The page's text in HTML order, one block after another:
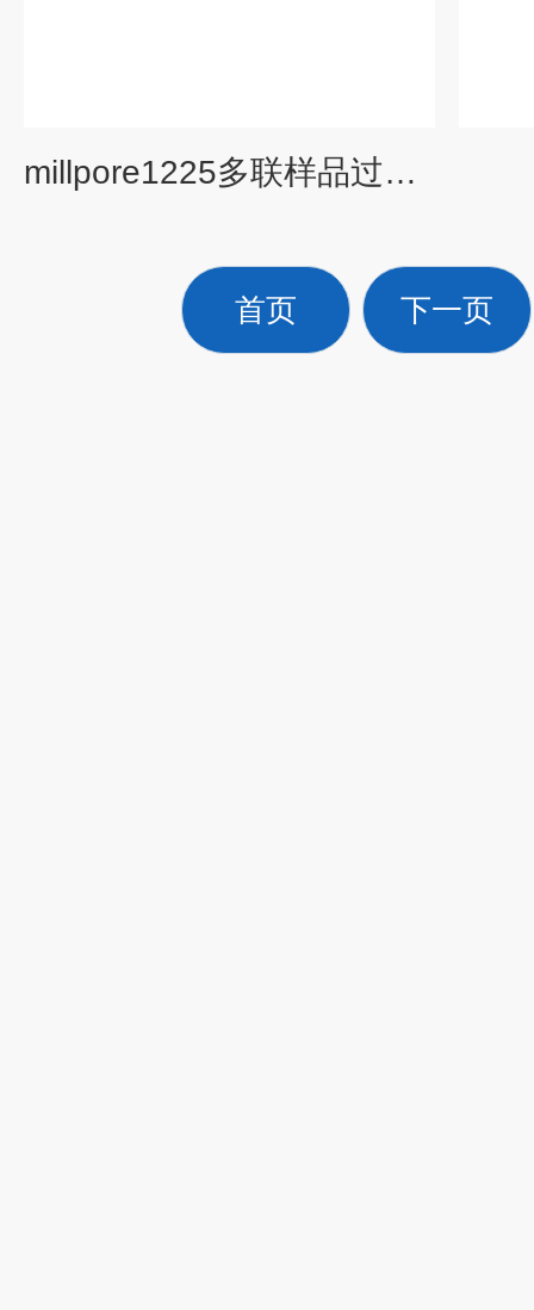
millpore1225多联样品过滤器（货号XX2702550）
首页 下一页